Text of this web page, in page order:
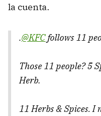
la cuenta.
.@KFCfollows 11
Those 11 people? 5
Herb.
11 Herbs & Spices. I